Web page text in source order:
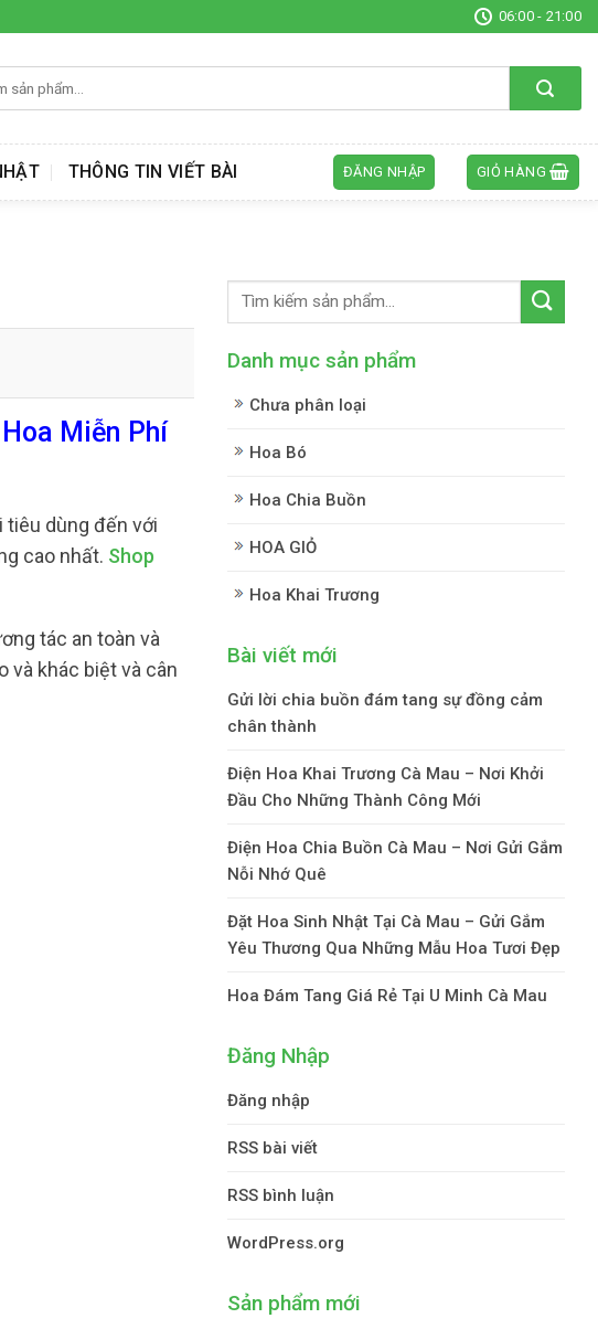
06:00 - 21:00
THÔNG TIN VIẾT BÀI ĐĂNG NHẬP GIỎ HÀNG
Miễn Phí
dùng đến với
cao nhất. Shop
tác an toàn và
và khác biệt và cân
Danh mục sản phẩm
Chưa phân loại
Hoa Bó
Hoa Chia Buồn
HOA GIỎ
Hoa Khai Trương
Bài viết mới
Gửi lời chia buồn đám tang sự đồng cảm
chân thành
Điện Hoa Khai Trương Cà Mau – Nơi Khởi
Đầu Cho Những Thành Công Mới
Điện Hoa Chia Buồn Cà Mau – Nơi Gửi Gắm
Nỗi Nhớ Quê
Đặt Hoa Sinh Nhật Tại Cà Mau – Gửi Gắm
Yêu Thương Qua Những Mẫu Hoa Tươi Đẹp
Hoa Đám Tang Giá Rẻ Tại U Minh Cà Mau
Đăng Nhập
Đăng nhập
RSS bài viết
RSS bình luận
WordPress.org
Sản phẩm mới